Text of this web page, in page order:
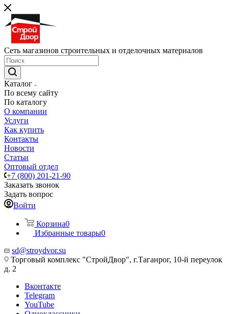
Сеть магазинов строительных и отделочных материалов
Каталог
По всему сайту
По каталогу
О компании
Услуги
Как купить
Контакты
Новости
Статьи
Оптовый отдел
+7 (800) 201-21-90
Заказать звонок
Задать вопрос
Войти
Корзина0
Избранные товары0
sd@stroydvor.su
Торговый комплекс "СтройДвор", г.Таганрог, 10-й переулок
д. 2
Вконтакте
Telegram
YouTube